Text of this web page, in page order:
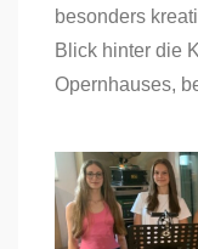
besonders
Blick hinter die
Opernhauses,